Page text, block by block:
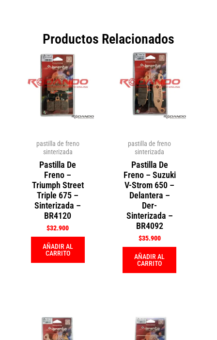
Productos Relacionados
pastilla de freno
sinterizada
Pastilla De
Freno –
Triumph Street
Triple 675 –
Sinterizada –
BR4120
$32.900
AÑADIR AL
CARRITO
pastilla de freno
sinterizada
Pastilla De
Freno – Suzuki
V-Strom 650 –
Delantera –
Der-
Sinterizada –
BR4092
$35.900
AÑADIR AL
CARRITO